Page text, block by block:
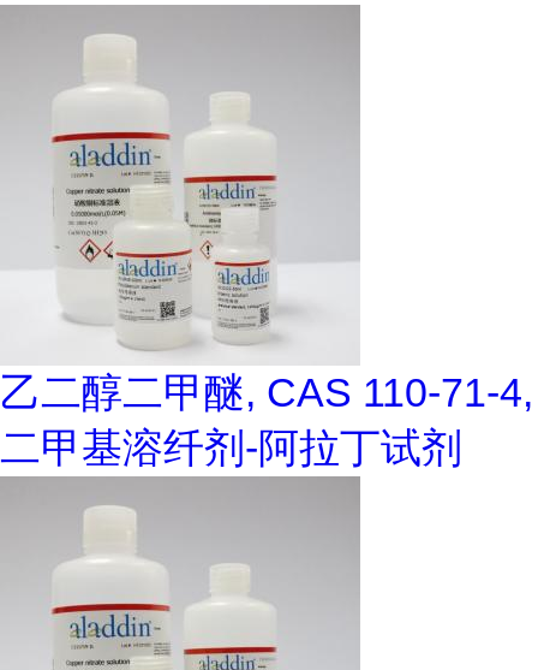
乙二醇二甲醚, CAS 110-71-4,
二甲基溶纤剂-阿拉丁试剂